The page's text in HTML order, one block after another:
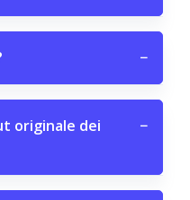
−
originale dei
−